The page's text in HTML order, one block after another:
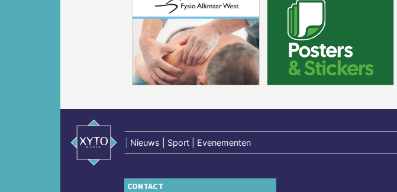
Nieuws | Sport | Evenementen
CONTACT